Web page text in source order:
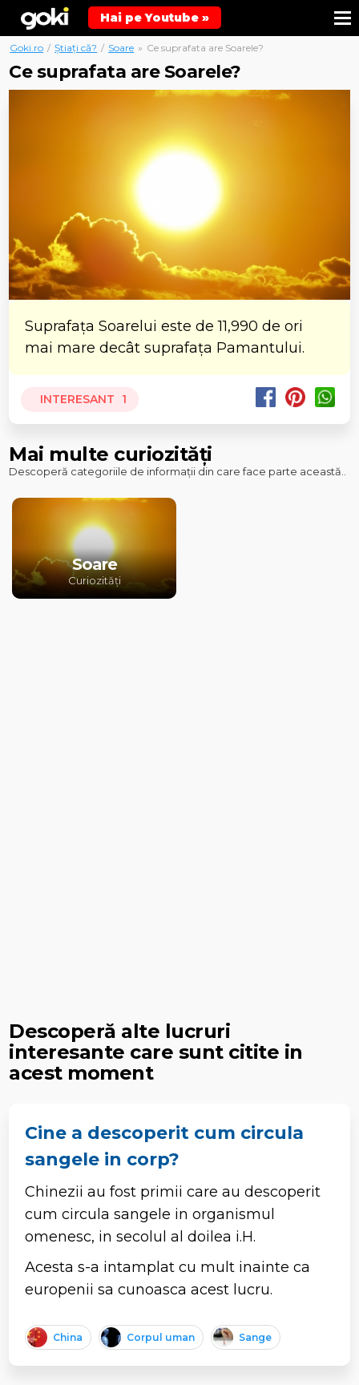
Hai pe Youtube »
Goki.ro / Știați că? / Soare » Ce suprafata are Soarele?
Ce suprafata are Soarele?
Suprafața Soarelui este de 11,990 de ori
mai mare decât suprafața Pamantului.
INTERESANT 1
Mai multe curiozități
Descoperă categoriile de informații din care face parte această..
Soare
Curiozități
Descoperă alte lucruri
interesante care sunt citite in
acest moment
Cine a descoperit cum circula
sangele in corp?
Chinezii au fost primii care au descoperit
cum circula sangele in organismul
omenesc, in secolul al doilea i.H.
Acesta s-a intamplat cu mult inainte ca
europenii sa cunoasca acest lucru.
China Corpul uman Sange